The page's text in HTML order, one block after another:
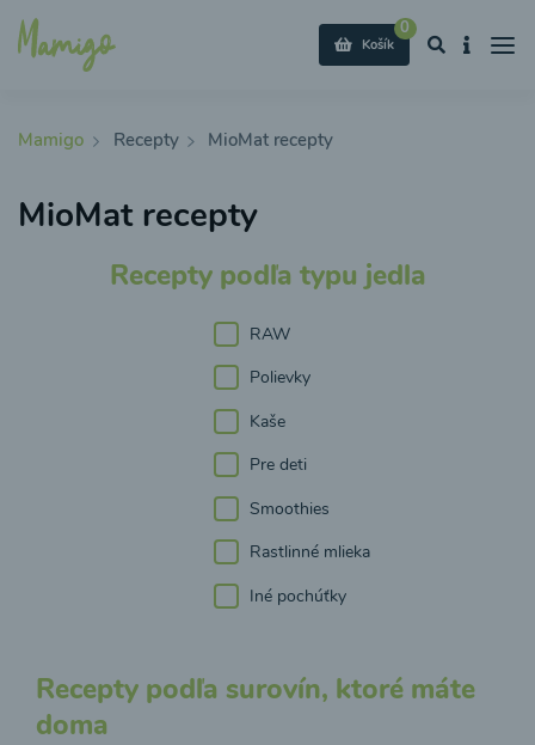
0
Košík
Mamigo Recepty MioMat recepty
MioMat recepty
Recepty podľa typu jedla
RAW
Polievky
Kaše
Pre deti
Smoothies
Rastlinné mlieka
Iné pochúťky
Recepty podľa surovín, ktoré máte
doma